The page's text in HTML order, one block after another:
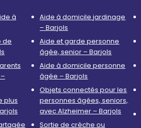
à
de
plus
Aide à domicile jardinage
– Barjols
Aide et garde personne
âgée, senior – Barjols
Aide à domicile personne
âgée – Barjols
Objets connectés pour les
personnes âgées, seniors,
avec Alzheimer – Barjols
Sortie de crèche ou